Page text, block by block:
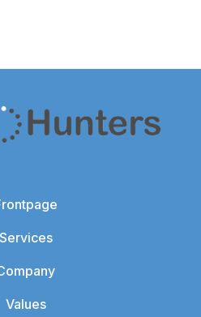
Services
Values